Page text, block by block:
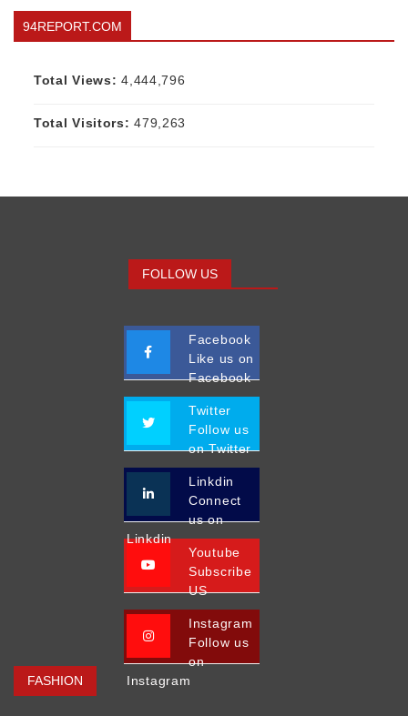
94REPORT.COM
Total Views:4,444,796
Total Visitors:479,263
FASHION
FOLLOW US
Facebook
Like us on
Facebook
Twitter
Follow us
on Twitter
Linkdin
Connect
us on
Linkdin
Youtube
Subscribe
US
Instagram
Follow us
on
Instagram